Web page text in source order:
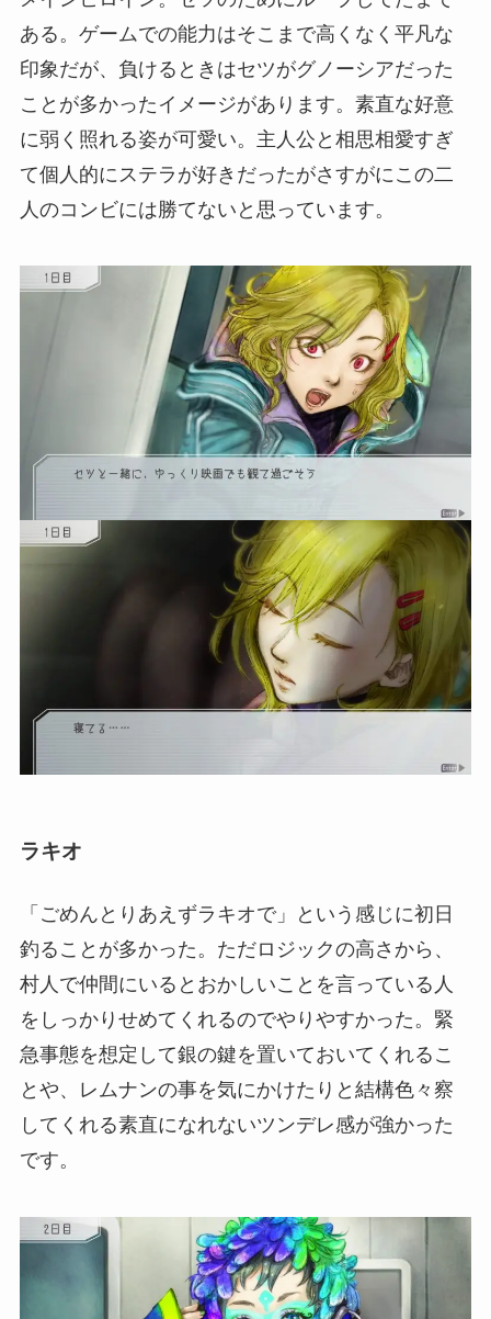
ある。ゲームでの能力はそこまで高くなく平凡な
印象だが、負けるときはセツがグノーシアだった
ことが多かったイメージがあります。素直な好意
に弱く照れる姿が可愛い。主人公と相思相愛すぎ
て個人的にステラが好きだったがさすがにこの二
人のコンビには勝てないと思っています。
ラキオ
「ごめんとりあえずラキオで」という感じに初日
釣ることが多かった。ただロジックの高さから、
村人で仲間にいるとおかしいことを言っている人
をしっかりせめてくれるのでやりやすかった。緊
急事態を想定して銀の鍵を置いておいてくれるこ
とや、レムナンの事を気にかけたりと結構色々察
してくれる素直になれないツンデレ感が強かった
です。